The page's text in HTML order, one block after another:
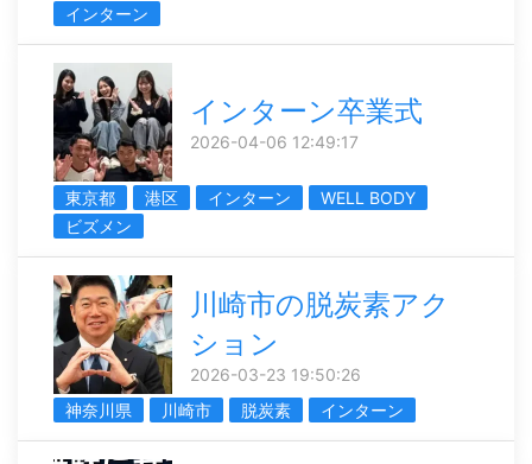
インターン
インターン卒業式
2026-04-06 12:49:17
東京都 港区 インターン
WELL BODY
ビズメン
川崎市の脱炭素アク
ション
2026-03-23 19:50:26
神奈川県
川崎市 脱炭素 インターン